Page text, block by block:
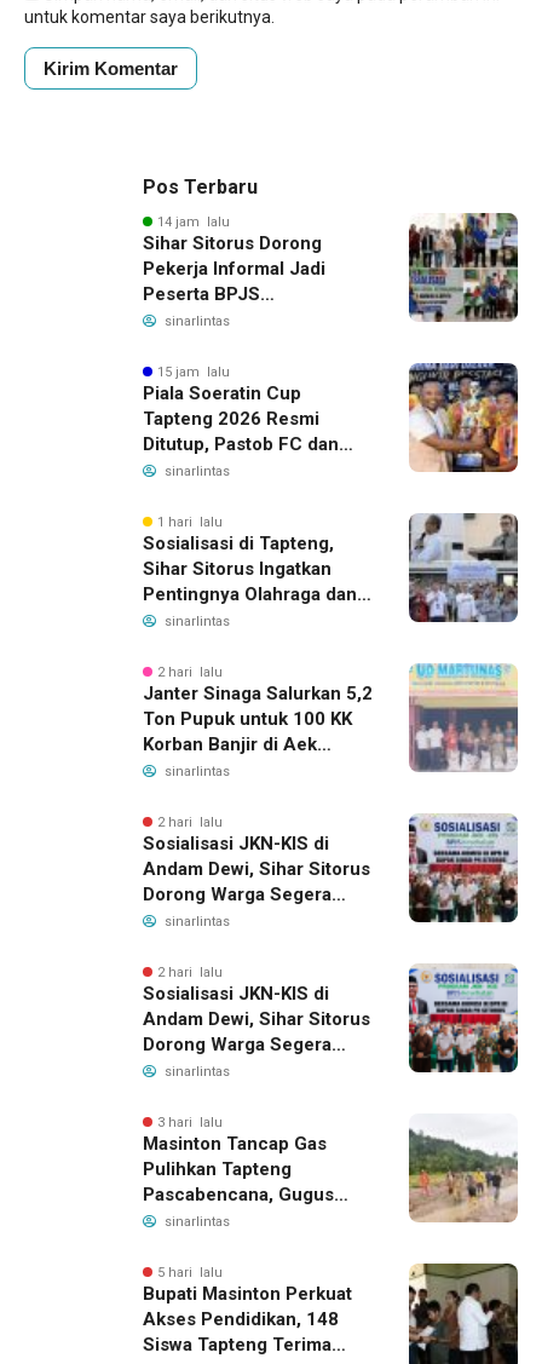
untuk komentar saya berikutnya.
Pos Terbaru
14 jam lalu
Sihar Sitorus Dorong
Pekerja Informal Jadi
Peserta BPJS
Ketenagakerjaan, Manfaat
Juta
sinarlintas
15 jam lalu
Piala Soeratin Cup
Tapteng 2026 Resmi
Ditutup, Pastob FC dan
Sahata FC Barus Raih
sinarlintas
1 hari lalu
Sosialisasi di Tapteng,
Sihar Sitorus Ingatkan
Pentingnya Olahraga dan
Deteksi Dini Penyakit
sinarlintas
2 hari lalu
Janter Sinaga Salurkan 5,2
Ton Pupuk untuk 100 KK
Korban Banjir di Aek
Horsik
sinarlintas
2 hari lalu
Sosialisasi JKN-KIS di
Andam Dewi, Sihar Sitorus
Dorong Warga Segera
Daftar BPJS Kesehatan
sinarlintas
2 hari lalu
Sosialisasi JKN-KIS di
Andam Dewi, Sihar Sitorus
Dorong Warga Segera
Daftar BPJS Kesehatan
sinarlintas
3 hari lalu
Masinton Tancap Gas
Pulihkan Tapteng
Pascabencana, Gugus
Tugas SAHATA SAOLOAN
Ancaman Banjir
sinarlintas
5 hari lalu
Bupati Masinton Perkuat
Akses Pendidikan, 148
Siswa Tapteng Terima